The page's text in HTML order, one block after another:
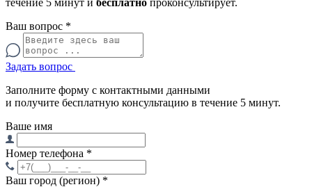
течение 5 минут и бесплатно проконсультирует.
Ваш вопрос *
Задать вопрос
Заполните форму с контактными данными
и получите бесплатную консультацию в течение 5 минут.
Ваше имя
Номер телефона *
Ваш город (регион) *